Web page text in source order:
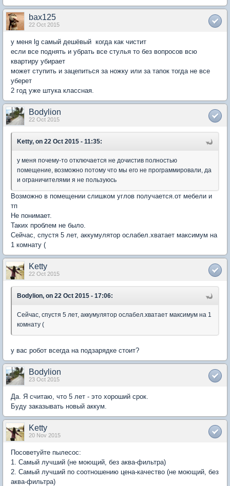
bax125
22 Oct 2015
у меня lg самый дешёвый когда как чистит
если все поднять и убрать все стулья то без вопросов всю
квартиру убирает
может ступить и зацепиться за ножку или за тапок тогда не все
уберет
2 год уже штука классная.
Bodylion
22 Oct 2015
Ketty, on 22 Oct 2015 - 11:35:
у меня почему-то отключается не дочистив полностью
помещение, возможно потому что мы его не программировали, да
и ограничителями я не пользуюсь
Возможно в помещении слишком углов получается.от мебели и
тп
Не понимает.
Таких проблем не было.
Сейчас, спустя 5 лет, аккумулятор ослабел.хватает максимум на
1 комнату (
Ketty
22 Oct 2015
Bodylion, on 22 Oct 2015 - 17:06:
Сейчас, спустя 5 лет, аккумулятор ослабел.хватает максимум на 1
комнату (
у вас робот всегда на подзарядке стоит?
Bodylion
23 Oct 2015
Да. Я считаю, что 5 лет - это хороший срок.
Буду заказывать новый аккум.
Ketty
20 Nov 2015
Посоветуйте пылесос:
1. Самый лучший (не моющий, без аква-фильтра)
2. Самый лучший по соотношению цена-качество (не моющий, без
аква-фильтра)